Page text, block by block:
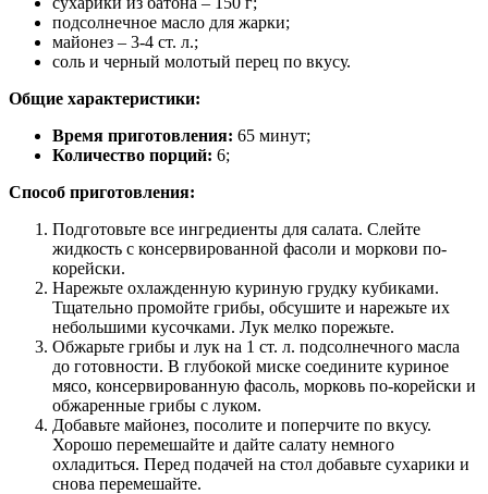
подсолнечное масло для жарки;
майонез – 3-4 ст. л.;
соль и черный молотый перец по вкусу.
Общие характеристики:
Время приготовления: 65 минут;
Количество порций: 6;
Способ приготовления:
Подготовьте все ингредиенты для салата. Слейте
жидкость с консервированной фасоли и моркови по-
корейски.
Нарежьте охлажденную куриную грудку кубиками.
Тщательно промойте грибы, обсушите и нарежьте их
небольшими кусочками. Лук мелко порежьте.
Обжарьте грибы и лук на 1 ст. л. подсолнечного масла
до готовности. В глубокой миске соедините куриное
мясо, консервированную фасоль, морковь по-корейски и
обжаренные грибы с луком.
Добавьте майонез, посолите и поперчите по вкусу.
Хорошо перемешайте и дайте салату немного
охладиться. Перед подачей на стол добавьте сухарики и
снова перемешайте.